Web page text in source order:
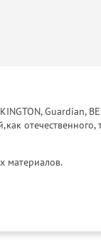
Guardian,
материалов.